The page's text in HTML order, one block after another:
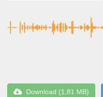
Download (1,81 MB)